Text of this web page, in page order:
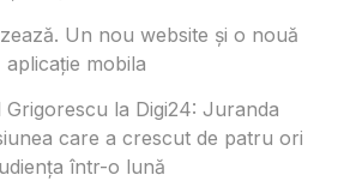
Un nou website și o nouă
aplicație mobila
Grigorescu la Digi24: Juranda
care a crescut de patru ori
într-o lună